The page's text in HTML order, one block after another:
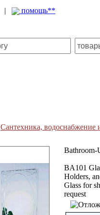
| помощь**
Сантехника, водоснабжение
Bathroom-
BA101
Holders,
Glass for
request